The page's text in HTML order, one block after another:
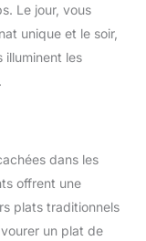
Le jour, vous
unique et le soir,
illuminent les
dans les
offrent une
plats traditionnels
un plat de